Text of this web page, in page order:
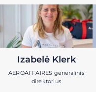
Izabelė Klerk
AEROAFFAIRES generalinis
direktorius